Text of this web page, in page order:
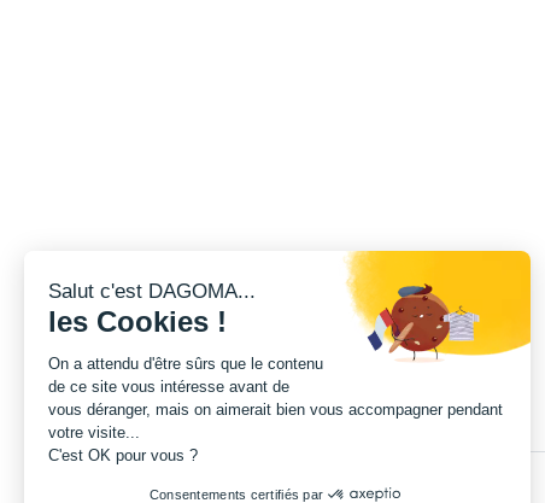
Salut c'est DAGOMA...
les Cookies !
On a attendu d'être sûrs que le contenu
de ce site vous intéresse avant de
vous déranger, mais on aimerait bien vous accompagner pendant
votre visite...
C'est OK pour vous ?
Consentements certifiés par